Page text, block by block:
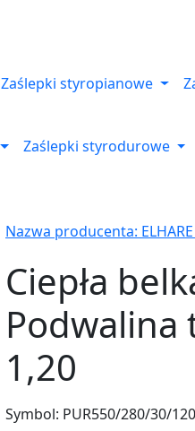
Zaślepki styropianowe
Zaślepki styrodurowe
Nazwa producenta: ELHARE
Ciepła
Podwalina
1,20
Symbol: PUR550/280/30/